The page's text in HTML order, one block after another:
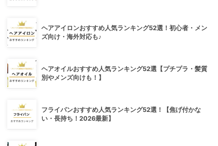
ヘアアイロンおすすめ人気ランキング52選！初心者・メン
ズ向け・海外対応も♪
ヘアオイルおすすめ人気ランキング52選【プチプラ・髪質
別やメンズ向けも！】
フライパンおすすめ人気ランキング52選！【焦げ付かな
い・長持ち！2026最新】